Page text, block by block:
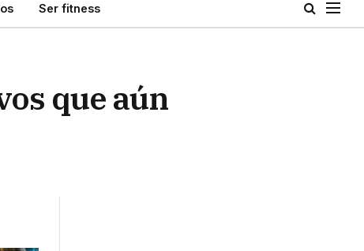
Ser fitness
que aún